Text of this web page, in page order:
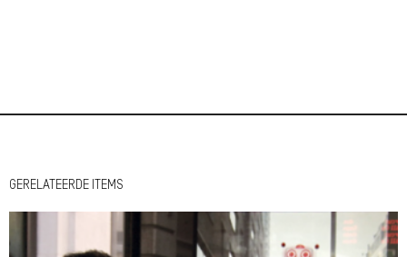
GERELATEERDE ITEMS